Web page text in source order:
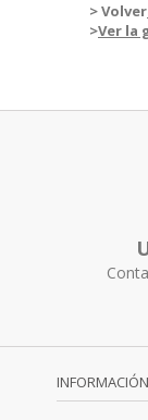
> Volver
>Ver la
INFORMACIÓN